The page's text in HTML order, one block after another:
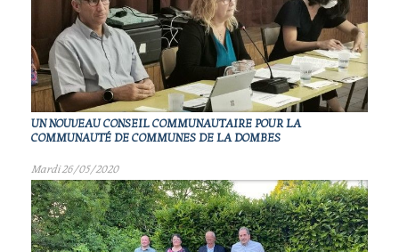
UN NOUVEAU CONSEIL COMMUNAUTAIRE POUR LA
COMMUNAUTÉ DE COMMUNES DE LA DOMBES
Mardi 26/05/2020